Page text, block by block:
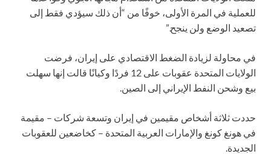
للعملية في المرة الأولى، خوفًا من “أن ذلك سيؤدي فقط إلى
تصعيد الوضع ولن ينجح.”
في محاولة لزيادة الضغط الاقتصادي على إيران، فرضت
الولايات المتحدة عقوبات على 12 فردًا وكيانًا قالت إنها سهلت
بيع وشحن النفط الإيراني إلى الصين.
حددت ثلاثة أشخاص مقيمين في إيران وتسعة شركات – مقيمة
في هونغ كونغ والإمارات العربية المتحدة – كخاضعين للعقوبات
الجديدة.